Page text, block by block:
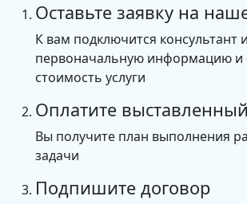
Оставьте заявку на
К вам подключится консультант
первоначальную информацию и
стоимость услуги
Оплатите
Вы получите план выполнения
задачи
Подпишите договор